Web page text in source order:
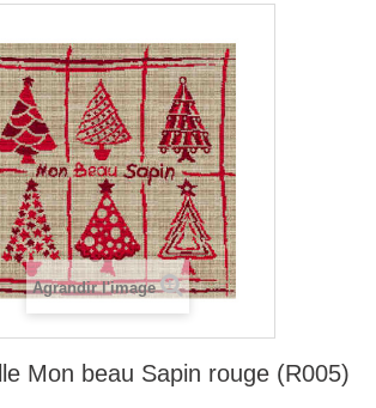
Agrandir l'image
Mon beau Sapin rouge (R005)